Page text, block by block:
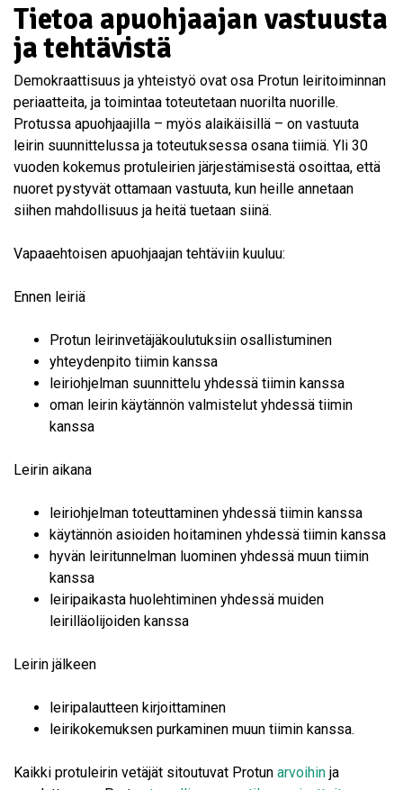
Tietoa apuohjaajan vastuusta
ja tehtävistä
Demokraattisuus ja yhteistyö ovat osa Protun leiritoiminnan
periaatteita, ja toimintaa toteutetaan nuorilta nuorille.
Protussa apuohjaajilla – myös alaikäisillä – on vastuuta
leirin suunnittelussa ja toteutuksessa osana tiimiä. Yli 30
vuoden kokemus protuleirien järjestämisestä osoittaa, että
nuoret pystyvät ottamaan vastuuta, kun heille annetaan
siihen mahdollisuus ja heitä tuetaan siinä.
Vapaaehtoisen apuohjaajan tehtäviin kuuluu:
Ennen leiriä
Protun leirinvetäjäkoulutuksiin osallistuminen
yhteydenpito tiimin kanssa
leiriohjelman suunnittelu yhdessä tiimin kanssa
oman leirin käytännön valmistelut yhdessä tiimin
kanssa
Leirin aikana
leiriohjelman toteuttaminen yhdessä tiimin kanssa
käytännön asioiden hoitaminen yhdessä tiimin kanssa
hyvän leiritunnelman luominen yhdessä muun tiimin
kanssa
leiripaikasta huolehtiminen yhdessä muiden
leirilläolijoiden kanssa
Leirin jälkeen
leiripalautteen kirjoittaminen
leirikokemuksen purkaminen muun tiimin kanssa.
Kaikki protuleirin vetäjät sitoutuvat Protun arvoihin ja